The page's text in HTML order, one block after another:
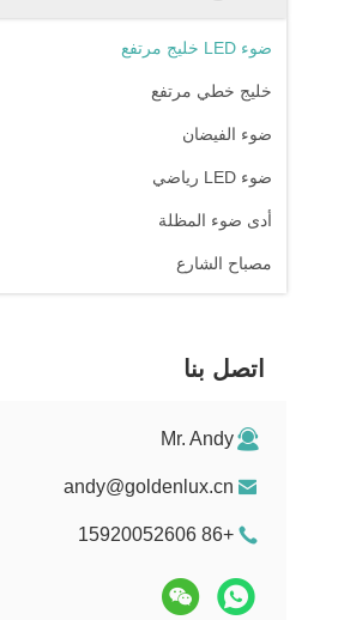
ضوء LED خليج مرتفع
خليج خطي مرتفع
ضوء الفيضان
ضوء LED رياضي
أدى ضوء المظلة
مصباح الشارع
اتصل بنا
Mr. Andy
andy@goldenlux.cn
+86 15920052606